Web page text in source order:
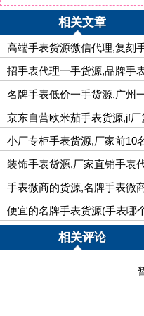
相关文章
高端手表货源微信代理,复刻
招手表代理一手货源,品牌手
名牌手表低价一手货源,广州
京东自营欧米茄手表货源,jf
小厂专柜手表货源,厂家前10
装饰手表货源,厂家直销手表
手表微商的货源,名牌手表微
便宜的名牌手表货源(手表哪
真
相关评论